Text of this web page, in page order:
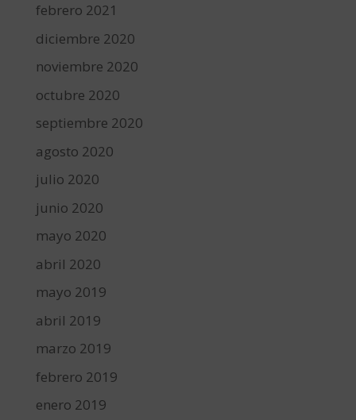
febrero 2021
diciembre 2020
noviembre 2020
octubre 2020
septiembre 2020
agosto 2020
julio 2020
junio 2020
mayo 2020
abril 2020
mayo 2019
abril 2019
marzo 2019
febrero 2019
enero 2019